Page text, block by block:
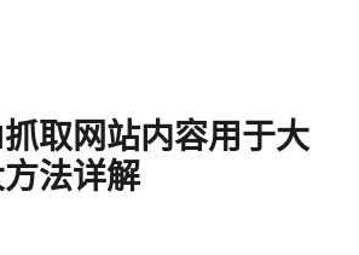
取网站内容用于大
法详解